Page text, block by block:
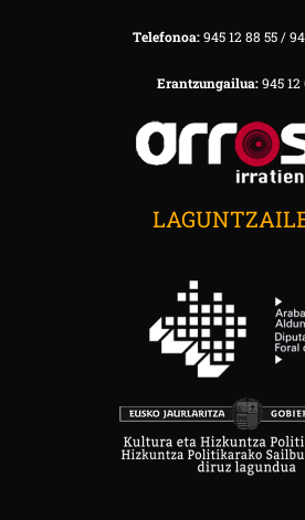
Telefonoa:945 12 88 55 /
Erantzungailua:945 12